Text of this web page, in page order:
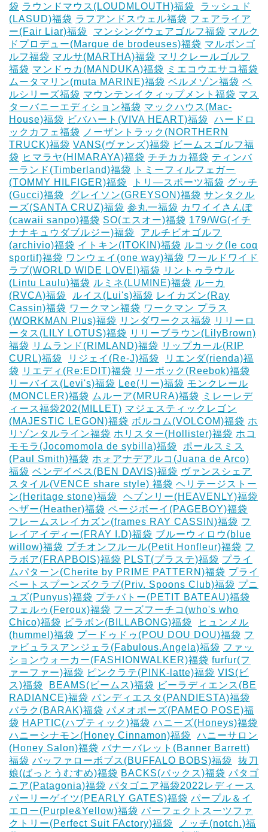
袋 ラウンドマウス(LOUDMLOUTH)福袋
ラッシュド
(LASUD)福袋 ラフアンドスウェル福袋 フェアライア
ー(Fair Liar)福袋
マンシングウェアゴルフ福袋 マルク
ドプロデュー(Marque de brodeuses)福袋 マルボンゴ
ルフ福袋 マルサ(MARTHA)福袋 マリクレールゴルフ
福袋 マンドゥカ(MANDUKA)福袋
ミエコウエサコ福袋
ムータマリン(muta MARINE)福袋 ベルメゾン福袋 ベ
ルシリーズ福袋 マウンテンイクィップメント福袋 マス
ターバニーエディション福袋 マックハウス(Mac-
House)福袋 ビバハート(VIVA HEART)福袋
ハードロ
ックカフェ福袋
ノーザントラック(NORTHERN
TRUCK)福袋 VANS(ヴァンズ)福袋 ビームスゴルフ福
袋 ヒマラヤ(HIMARAYA)福袋 チチカカ福袋 ティンバ
ーランド(Timberland)福袋
トミーフィルフェガー
(TOMMY HILFIGER)福袋
トリ―スポーツ福袋 グッチ
(Gucci)福袋
グレイソン(GREYSON)福袋 サンタクル
ーズ(SANTA CRUZ)福袋 参丸一福袋 カワイイさんぽ
(cawaii sanpo)福袋 SO(エスオー)福袋 179/WG(イチ
ナナキュウダブルジー)福袋
アルチビオゴルフ
(archivio)福袋 イトキン(ITOKIN)福袋 ルコック(le coq
sportif)福袋 ワンウェイ(one way)福袋 ワールドワイド
ラブ(WORLD WIDE LOVE!)福袋 リントゥラウル
(Lintu Laulu)福袋 ルミネ(LUMINE)福袋 ルーカ
(RVCA)福袋
ルイス(Lui's)福袋 レイカズン(Ray
Cassin)福袋 ワークマン福袋 ワークマン プラス
(WORKMAN Plus)福袋 リンダワークス福袋 リリーロ
ータス(LILY LOTUS)福袋 リリーブラウン(LilyBrown)
福袋 リムランド(RIMLAND)福袋 リップカール(RIP
CURL)福袋
リジェイ(Re-J)福袋
リエンダ(rienda)福
袋 リエディ(Re:EDIT)福袋 リーボック(Reebok)福袋
リーバイス(Levi's)福袋 Lee(リー)福袋 モンクレール
(MONCLER)福袋 ムルーア(MRURA)福袋
ミレーレデ
ィース福袋202(MILLET) マジェスティックレゴン
(MAJESTIC LEGON)福袋 ボルコム(VOLCOM)福袋 ホ
リゾンタルライン福袋 ホリスター(Hollister)福袋 ホコ
モモラ(Jocomomola de sybilla)福袋
ポールスミス
(Paul Smith)福袋 ホォアナデアルコ(Juana de Arco)
福袋 ベンデイベス(BEN DAVIS)福袋 ヴァンスシェア
スタイル(VENCE share style) 福袋 ヘリテージストー
ン(Heritage stone)福袋
ヘブンリー(HEAVENLY)福袋
ヘザー(Heather)福袋 ページボーイ(PAGEBOY)福袋
フレームスレイカズン(frames RAY CASSIN)福袋 フ
レイアイディー(FRAY I.D)福袋 ブルーウィロウ(blue
willow)福袋 プチオンフルール(Petit Honfleur)福袋 フ
ラボア(FRAPBOIS)福袋 PLST(プラステ)福袋 プライ
ムパターン(Cherite by PRIME PATTERN)福袋 プライ
ベートスプーンズクラブ(Priv. Spoons Club)福袋 プニ
ュズ(Punyus)福袋 プチバトー(PETIT BATEAU)福袋
フェルゥ(Feroux)福袋 フーズフーチコ(who's who
Chico)福袋 ビラボン(BILLABONG)福袋
ヒュンメル
(hummel)福袋 プードゥドゥ(POU DOU DOU)福袋 フ
ァビュラスアンジェラ(Fabulous.Angela)福袋 ファッ
ションウォーカー(FASHIONWALKER)福袋 furfur(フ
ァーファー)福袋 ピンクラテ(PINK-latte)福袋 VIS(ビ
ス)福袋
BEAMS(ビームス)福袋 ビーラディエンス(BE
RADIANCE)福袋 パンディエスタ(PANDIESTA)福袋
バラク(BARAK)福袋 パメオポーズ(PAMEO POSE)福
袋 HAPTIC(ハプティック)福袋 ハニーズ(Honeys)福袋
ハニーシナモン(Honey Cinnamon)福袋
ハニーサロン
(Honey Salon)福袋 バナーバレット(Banner Barrett)
福袋 バッファローボブス(BUFFALO BOBS)福袋
抜刀
娘(ばっとうむすめ)福袋 BACKS(バックス)福袋 パタゴ
ニア(Patagonia)福袋 パタゴニア福袋2022レディース
パーリーゲイツ(PEARLY GATES)福袋 パープル＆イ
エロー(Purple&Yellow)福袋 パーフェクトスーツファ
クトリー(Perfect Suit FActory)福袋
ノッチ(notch.)福